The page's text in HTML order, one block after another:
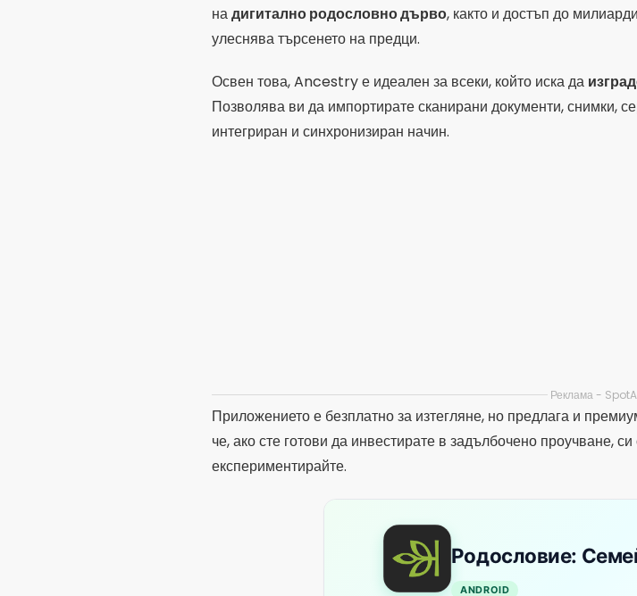
надигитално родословно дърво, както и достъп до
улеснява търсенето на предци.
Освен това, Ancestry е идеален за всеки, който иска да
Позволява ви да импортирате сканирани документи, снимки,
интегриран и синхронизиран начин.
4.54(147,4 хиляди отзива) 10
FamilySearch